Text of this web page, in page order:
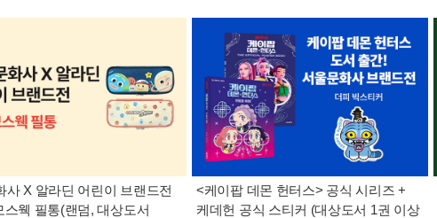
사 X 알라딘 어린이 브랜드전
스웩 필통(랜덤, 대상도서
<케이팝 데몬 헌터스> 공식 시리즈 +
케데헌 공식 스티커 (대상도서 1권 이상